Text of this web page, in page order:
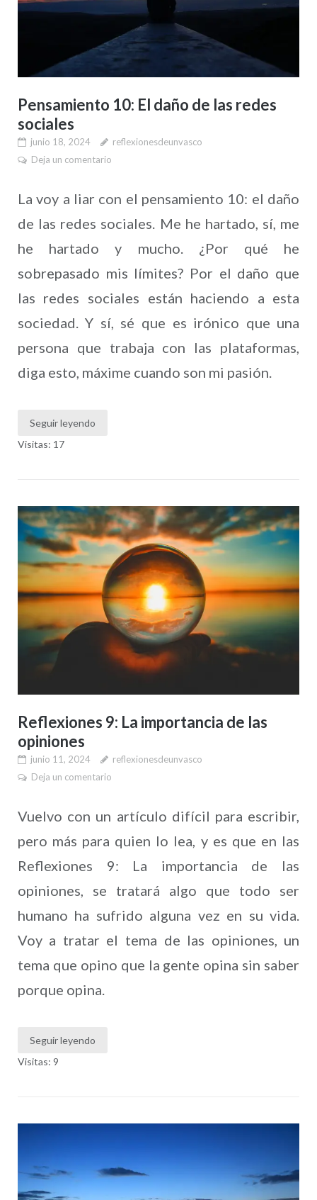
Pensamiento 10: El daño de las redes
sociales
junio 18, 2024
reflexionesdeunvasco
Deja un comentario
La voy a liar con el pensamiento 10: el daño
de las redes sociales. Me he hartado, sí, me
he hartado y mucho. ¿Por qué he
sobrepasado mis límites? Por el daño que
las redes sociales están haciendo a esta
sociedad. Y sí, sé que es irónico que una
persona que trabaja con las plataformas,
diga esto, máxime cuando son mi pasión.
Seguir leyendo
Visitas: 17
Reflexiones 9: La importancia de las
opiniones
junio 11, 2024
reflexionesdeunvasco
Deja un comentario
Vuelvo con un artículo difícil para escribir,
pero más para quien lo lea, y es que en las
Reflexiones 9: La importancia de las
opiniones, se tratará algo que todo ser
humano ha sufrido alguna vez en su vida.
Voy a tratar el tema de las opiniones, un
tema que opino que la gente opina sin saber
porque opina.
Seguir leyendo
Visitas: 9